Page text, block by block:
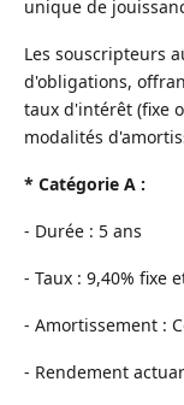
unique de
Les souscripteurs
d'obligations,
taux d'intérêt (fixe
modalités
* Catégorie A :
- Durée : 5 ans
- Taux : 9,40% fixe
- Amortissement :
- Rendement